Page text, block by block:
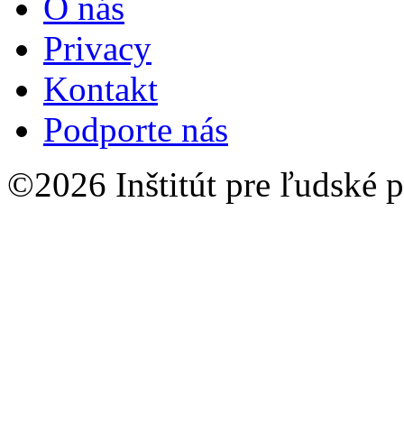
Privacy
Kontakt
Podporte nás
©2026 Inštitút pre ľudské